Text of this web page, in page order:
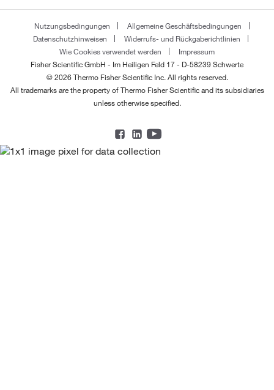
Nutzungsbedingungen
Allgemeine Geschäftsbedingungen
Datenschutzhinweisen
Widerrufs- und Rückgaberichtlinien
Wie Cookies verwendet werden
Impressum
Fisher Scientific GmbH - Im Heiligen Feld 17 - D-58239 Schwerte
© 2026 Thermo Fisher Scientific Inc. All rights reserved.
All trademarks are the property of Thermo Fisher Scientific and its subsidiaries
unless otherwise specified.